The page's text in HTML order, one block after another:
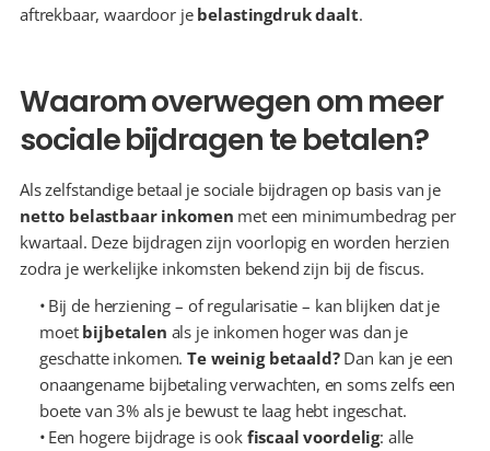
aftrekbaar, waardoor je belastingdruk daalt.
Waarom overwegen om meer
sociale bijdragen te betalen?
netto belastbaar inkomen met een minimumbedrag per
kwartaal. Deze bijdragen zijn voorlopig en worden herzien
zodra je werkelijke inkomsten bekend zijn bij de fiscus.
  Bij de herziening – of regularisatie – kan blijken dat je
moet bijbetalen als je inkomen hoger was dan je
geschatte inkomen. Te weinig betaald? Dan kan je een
onaangename bijbetaling verwachten, en soms zelfs een
boete van 3% als je bewust te laag hebt ingeschat.
  Een hogere bijdrage is ook
fiscaal voordelig: alle